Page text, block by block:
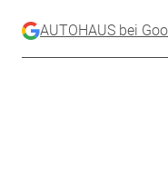
AUTOHAUS bei